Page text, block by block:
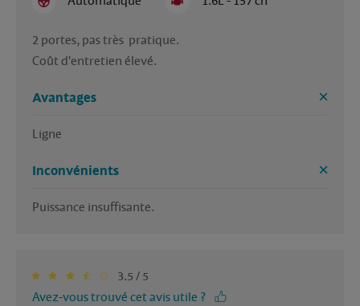
2 portes, pas très  pratique.
Coût d'entretien élevé.
Avantages
Inconvénients
Puissance insuffisante.
3.5 / 5
Avez-vous trouvé cet avis utile ?